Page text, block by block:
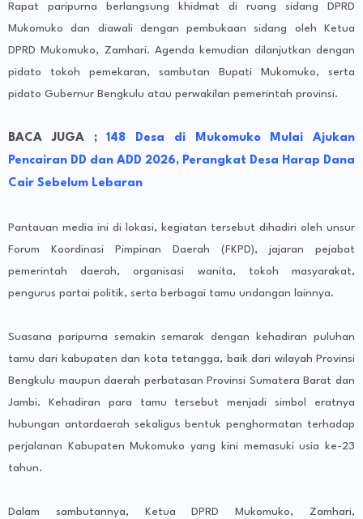
Rapat paripurna berlangsung khidmat di ruang sidang DPRD
Mukomuko dan diawali dengan pembukaan sidang oleh Ketua
DPRD Mukomuko, Zamhari. Agenda kemudian dilanjutkan dengan
pidato tokoh pemekaran, sambutan Bupati Mukomuko, serta
pidato Gubernur Bengkulu atau perwakilan pemerintah provinsi.
BACA JUGA ;148 Desa di Mukomuko Mulai Ajukan
Pencairan DD dan ADD 2026, Perangkat Desa Harap Dana
Cair Sebelum Lebaran
Pantauan media ini di lokasi, kegiatan tersebut dihadiri oleh unsur
Forum Koordinasi Pimpinan Daerah (FKPD), jajaran pejabat
pemerintah daerah, organisasi wanita, tokoh masyarakat,
pengurus partai politik, serta berbagai tamu undangan lainnya.
Suasana paripurna semakin semarak dengan kehadiran puluhan
tamu dari kabupaten dan kota tetangga, baik dari wilayah Provinsi
Bengkulu maupun daerah perbatasan Provinsi Sumatera Barat dan
Jambi. Kehadiran para tamu tersebut menjadi simbol eratnya
hubungan antardaerah sekaligus bentuk penghormatan terhadap
perjalanan Kabupaten Mukomuko yang kini memasuki usia ke-23
tahun.
Dalam sambutannya, Ketua DPRD Mukomuko, Zamhari,